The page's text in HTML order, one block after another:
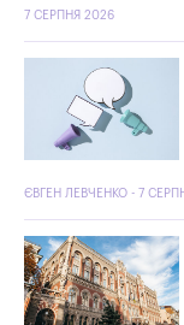
7 СЕРПНЯ 2026
ЄВГЕН ЛЕВЧЕНКО - 7